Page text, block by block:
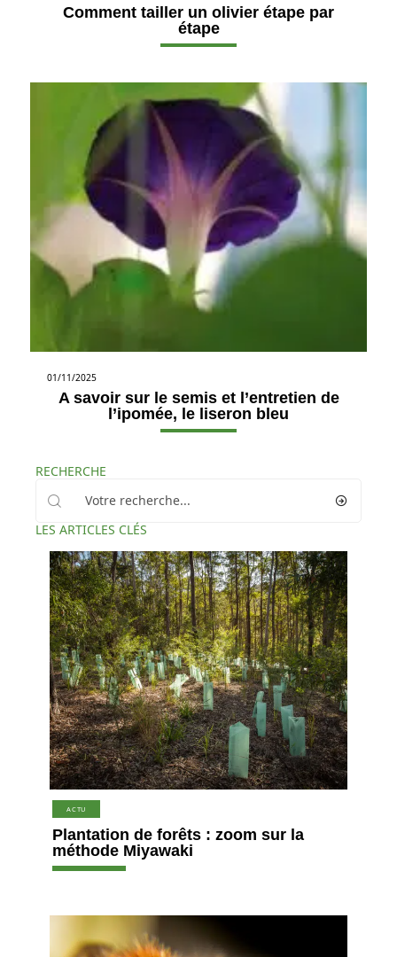
Comment tailler un olivier étape par
étape
01/11/2025
A savoir sur le semis et l’entretien de
l’ipomée, le liseron bleu
RECHERCHE
LES ARTICLES CLÉS
ACTU
Plantation de forêts : zoom sur la
méthode Miyawaki